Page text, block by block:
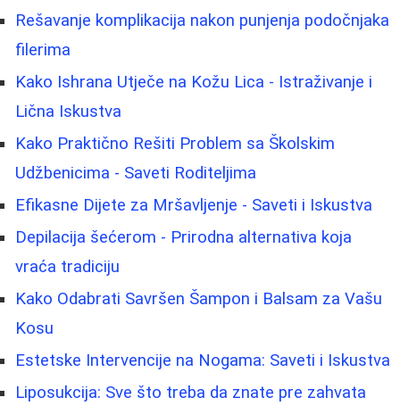
Rešavanje komplikacija nakon punjenja podočnjaka
filerima
Kako Ishrana Utječe na Kožu Lica - Istraživanje i
Lična Iskustva
Kako Praktično Rešiti Problem sa Školskim
Udžbenicima - Saveti Roditeljima
Efikasne Dijete za Mršavljenje - Saveti i Iskustva
Depilacija šećerom - Prirodna alternativa koja
vraća tradiciju
Kako Odabrati Savršen Šampon i Balsam za Vašu
Kosu
Estetske Intervencije na Nogama: Saveti i Iskustva
Liposukcija: Sve što treba da znate pre zahvata